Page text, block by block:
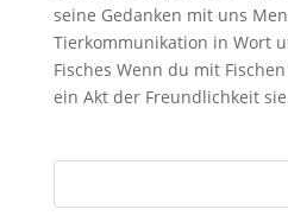
seine Gedanken mit uns
Tierkommunikation in Wort
Fisches Wenn du mit
ein Akt der Freundlichkeit